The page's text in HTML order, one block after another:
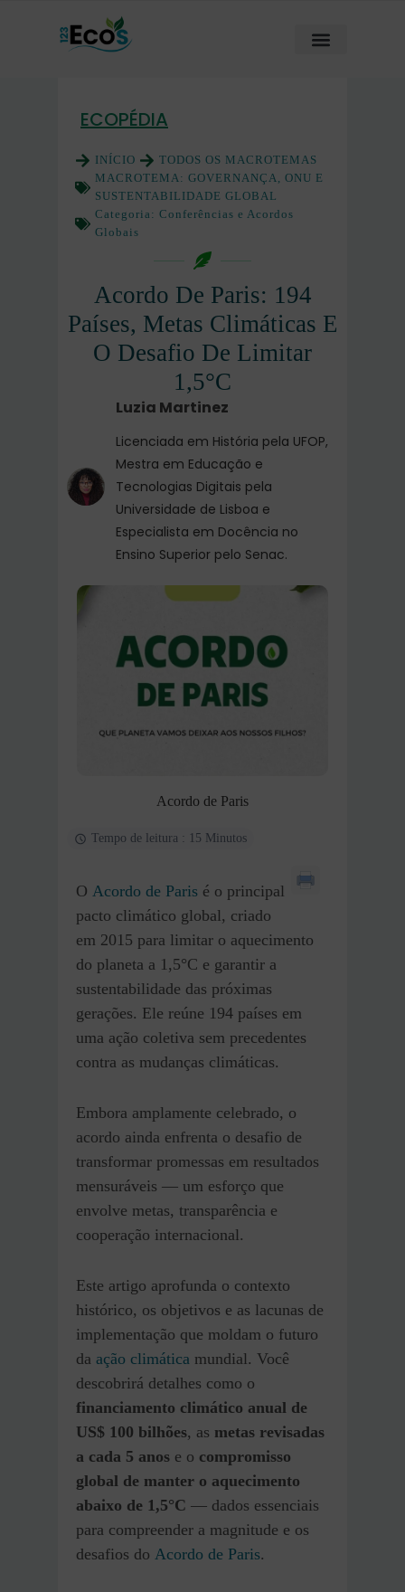
ECOPÉDIA
INÍCIO
TODOS OS MACROTEMAS
MACROTEMA: GOVERNANÇA, ONU E
SUSTENTABILIDADE GLOBAL
Categoria: Conferências e Acordos
Globais
Acordo De Paris: 194
Países, Metas Climáticas E
O Desafio De Limitar
1,5°C
Luzia Martinez
Licenciada em História pela UFOP,
Mestra em Educação e
Tecnologias Digitais pela
Universidade de Lisboa e
Especialista em Docência no
Ensino Superior pelo Senac.
Acordo de Paris
Tempo de leitura : 15 Minutos
O Acordo de Paris é o principal
pacto climático global, criado
em 2015 para limitar o aquecimento
do planeta a 1,5°C e garantir a
sustentabilidade das próximas
gerações. Ele reúne 194 países em
uma ação coletiva sem precedentes
contra as mudanças climáticas.
Embora amplamente celebrado, o
acordo ainda enfrenta o desafio de
transformar promessas em resultados
mensuráveis — um esforço que
envolve metas, transparência e
cooperação internacional.
Este artigo aprofunda o contexto
histórico, os objetivos e as lacunas de
implementação que moldam o futuro
da ação climática mundial. Você
descobrirá detalhes como o
financiamento climático anual de
US$ 100 bilhões, as metas revisadas
a cada 5 anos e o compromisso
global de manter o aquecimento
abaixo de 1,5°C — dados essenciais
para compreender a magnitude e os
desafios do Acordo de Paris.